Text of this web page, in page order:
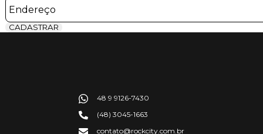
CADASTRAR
48 9 9126-7430
(48) 3045-1663
contato@rockcity.com.br